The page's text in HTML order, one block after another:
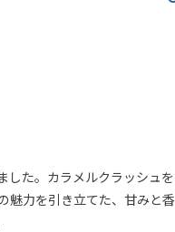
した。カラメルクラッシュを
魅力を引き立てた、甘みと香